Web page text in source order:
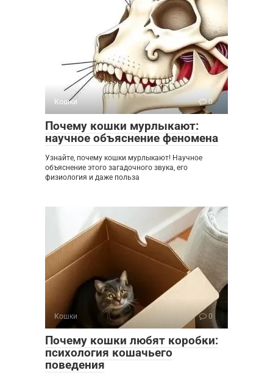
Кошки 0
Почему кошки мурлыкают:
научное объяснение феномена
Узнайте, почему кошки мурлыкают! Научное
объяснение этого загадочного звука, его
физиология и даже польза
Кошки 0
Почему кошки любят коробки:
психология кошачьего
поведения